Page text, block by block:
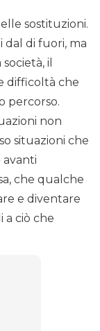
sostituzioni.
dal di fuori, ma
il
difficoltà che
percorso.
non
situazioni che
avanti
che qualche
e diventare
a ciò che